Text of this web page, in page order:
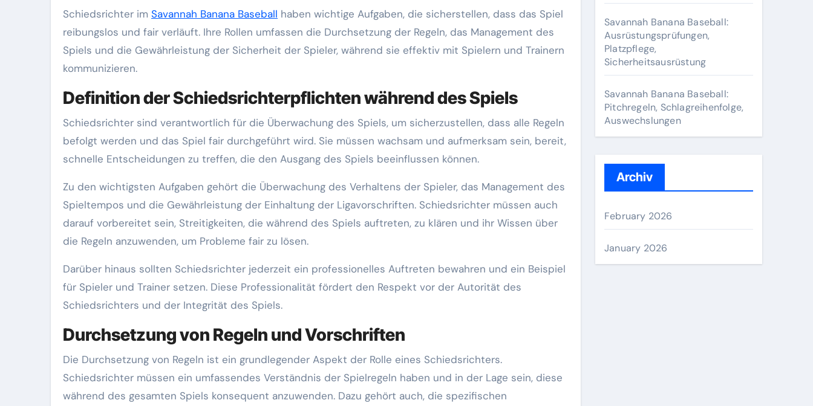
Schiedsrichter im Savannah Banana Baseball haben wichtige Aufgaben, die sicherstellen, dass das Spiel
reibungslos und fair verläuft. Ihre Rollen umfassen die Durchsetzung der Regeln, das Management des
Spiels und die Gewährleistung der Sicherheit der Spieler, während sie effektiv mit Spielern und Trainern
kommunizieren.
Definition der Schiedsrichterpflichten während des Spiels
Schiedsrichter sind verantwortlich für die Überwachung des Spiels, um sicherzustellen, dass alle Regeln
befolgt werden und das Spiel fair durchgeführt wird. Sie müssen wachsam und aufmerksam sein, bereit,
schnelle Entscheidungen zu treffen, die den Ausgang des Spiels beeinflussen können.
Zu den wichtigsten Aufgaben gehört die Überwachung des Verhaltens der Spieler, das Management des
Spieltempos und die Gewährleistung der Einhaltung der Ligavorschriften. Schiedsrichter müssen auch
darauf vorbereitet sein, Streitigkeiten, die während des Spiels auftreten, zu klären und ihr Wissen über
die Regeln anzuwenden, um Probleme fair zu lösen.
Darüber hinaus sollten Schiedsrichter jederzeit ein professionelles Auftreten bewahren und ein Beispiel
für Spieler und Trainer setzen. Diese Professionalität fördert den Respekt vor der Autorität des
Schiedsrichters und der Integrität des Spiels.
Durchsetzung von Regeln und Vorschriften
Die Durchsetzung von Regeln ist ein grundlegender Aspekt der Rolle eines Schiedsrichters.
Schiedsrichter müssen ein umfassendes Verständnis der Spielregeln haben und in der Lage sein, diese
während des gesamten Spiels konsequent anzuwenden. Dazu gehört auch, die spezifischen
Savannah Banana Baseball:
Ausrüstungsprüfungen,
Platzpflege,
Sicherheitsausrüstung
Savannah Banana Baseball:
Pitchregeln, Schlagreihenfolge,
Auswechslungen
Archiv
February 2026
January 2026